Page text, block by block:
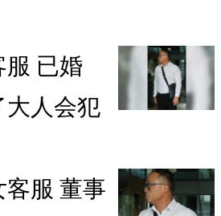
服 已婚
大人会犯
服 董事